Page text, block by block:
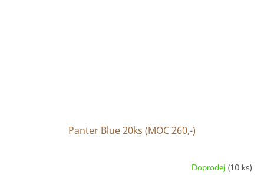
Panter Blue 20ks (MOC 260,-)
Doprodej (10 ks)